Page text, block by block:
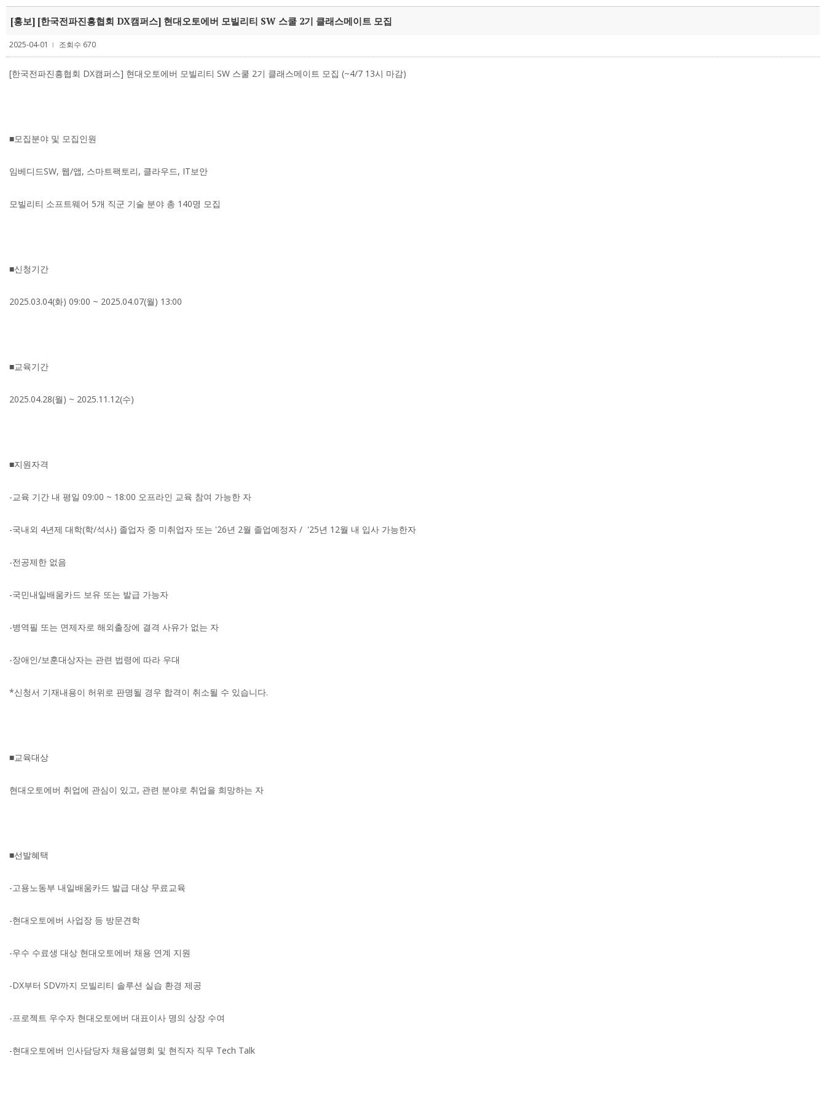
[홍보] [한국전파진흥협회 DX캠퍼스] 현대오토에버 모빌리티 SW 스쿨 2기 클래스메이트 모집
2025-04-01 l 조회수 670
[한국전파진흥협회 DX캠퍼스] 현대오토에버 모빌리티 SW 스쿨 2기 클래스메이트 모집 (~4/7 13시 마감)
■모집분야 및 모집인원
임베디드SW, 웹/앱, 스마트팩토리, 클라우드, IT보안
모빌리티 소프트웨어 5개 직군 기술 분야 총 140명 모집
■신청기간
2025.03.04(화) 09:00 ~ 2025.04.07(월) 13:00
■교육기간
2025.04.28(월) ~ 2025.11.12(수)
■지원자격
-교육 기간 내 평일 09:00 ~ 18:00 오프라인 교육 참여 가능한 자
-국내외 4년제 대학(학/석사) 졸업자 중 미취업자 또는 '26년 2월 졸업예정자 / '25년 12월 내 입사 가능한자
-전공제한 없음
-국민내일배움카드 보유 또는 발급 가능자
-병역필 또는 면제자로 해외출장에 결격 사유가 없는 자
-장애인/보훈대상자는 관련 법령에 따라 우대
*신청서 기재내용이 허위로 판명될 경우 합격이 취소될 수 있습니다.
■교육대상
현대오토에버 취업에 관심이 있고, 관련 분야로 취업을 희망하는 자
■선발혜택
-고용노동부 내일배움카드 발급 대상 무료교육
-현대오토에버 사업장 등 방문견학
-우수 수료생 대상 현대오토에버 채용 연계 지원
-DX부터 SDV까지 모빌리티 솔루션 실습 환경 제공
-프로젝트 우수자 현대오토에버 대표이사 명의 상장 수여
-현대오토에버 인사담당자 채용설명회 및 현직자 직무 Tech Talk